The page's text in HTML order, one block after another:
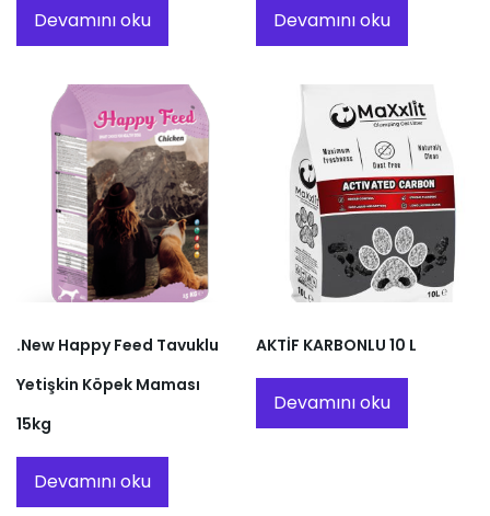
Devamını oku Devamını oku
.New Happy Feed Tavuklu
Yetişkin Köpek Maması
15kg
Devamını oku
AKTİF KARBONLU 10 L
Devamını oku